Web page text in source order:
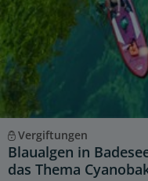
Vergiftungen
Blaualgen in
das Thema